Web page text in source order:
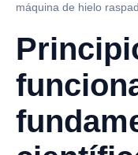
máquina de hielo